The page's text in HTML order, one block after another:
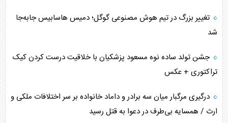
تغییر بزرگ در تیم هوش مصنوعی گوگل؛ دمیس هاسابیس جابه‌جا
شد
جشن تولد ساده نوه مسعود پزشکیان با خلاقیت درست کردن کیک
تراکتوری + عکس
درگیری مرگبار میان سه برادر و داماد خانواده بر سر اختلافات ملکی و
ارث / همسایه بی‌طرف در دعوا به قتل رسید